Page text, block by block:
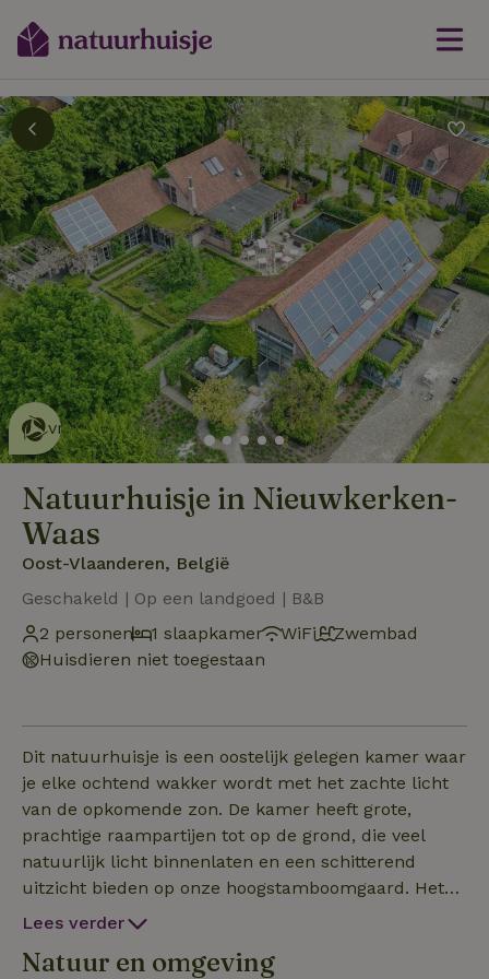
Dit natuurhuisje is eco-
vriendelijklees meer
Natuurhuisje in Nieuwkerken-
Waas
Oost-Vlaanderen, België
Geschakeld | Op een landgoed | B&B
2 personen
1 slaapkamer WiFi
Zwembad
Huisdieren niet toegestaan
Dit natuurhuisje is een oostelijk gelegen kamer waar
je elke ochtend wakker wordt met het zachte licht
van de opkomende zon. De kamer heeft grote,
prachtige raampartijen tot op de grond, die veel
natuurlijk licht binnenlaten en een schitterend
uitzicht bieden op onze hoogstamboomgaard. Het
natuurhuisje beschikt over een eigen moderne
voor ultiem comfort en privacy. Vanuit de kamer
Lees verder
Natuur en omgeving